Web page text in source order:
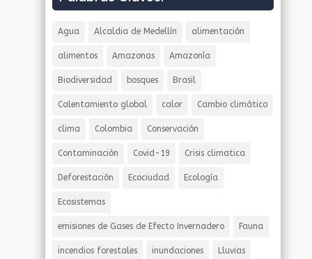
Agua Alcaldia de Medellín alimentación
alimentos Amazonas Amazonía
Biodiversidad bosques Brasil
Calentamiento global calor Cambio climático
clima Colombia Conservación
Contaminación Covid-19 Crisis climatica
Deforestación Ecociudad Ecología
Ecosistemas
emisiones de Gases de Efecto Invernadero Fauna
incendios forestales inundaciones Lluvias